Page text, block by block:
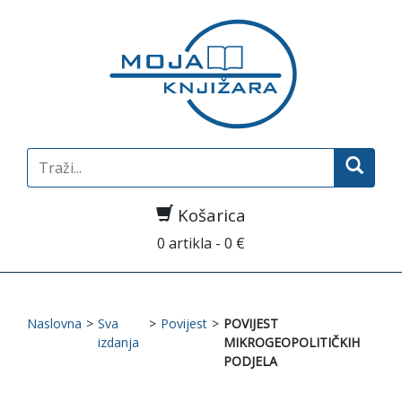
Search
for:
Košarica
0 artikla - 0 €
Naslovna > Sva
izdanja
> Povijest > POVIJEST
MIKROGEOPOLITIČKIH
PODJELA